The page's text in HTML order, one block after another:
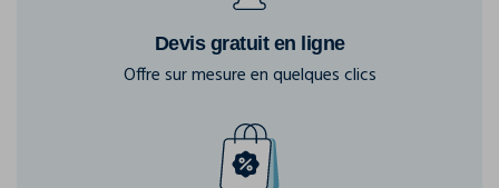
Devis gratuit en ligne
Offre sur mesure en quelques clics